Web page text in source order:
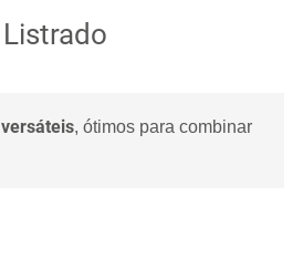
Listrado
versáteis, ótimos para combinar